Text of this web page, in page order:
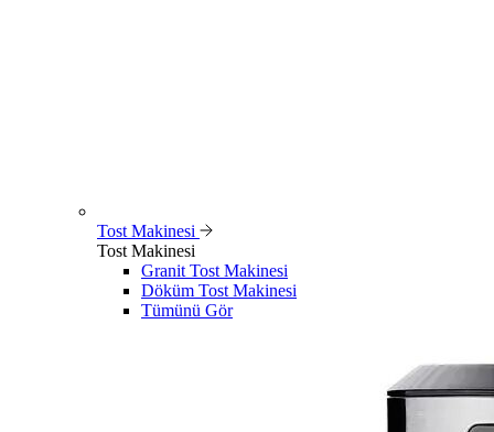
Tost Makinesi
Tost Makinesi
Granit Tost Makinesi
Döküm Tost Makinesi
Tümünü Gör